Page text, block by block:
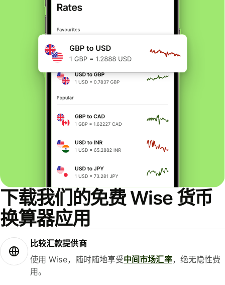
下载我们的免费 Wise 货币
换算器应用
比较汇款提供商
使用 Wise，随时随地享受中间市场汇率，绝无隐性费
用。